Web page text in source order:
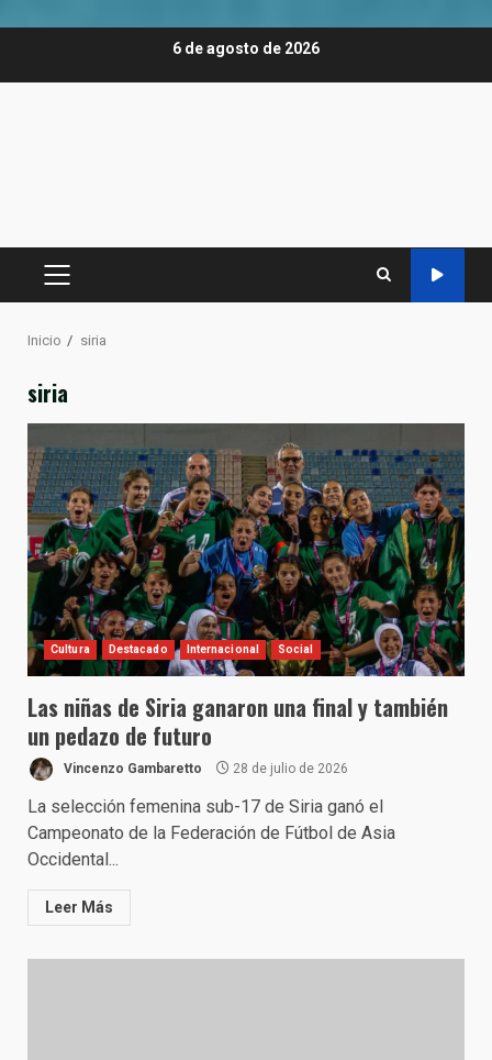
6 de agosto de 2026
MENÚ
Inicio siria
siria
Cultura Destacado Internacional Social
Las niñas de Siria ganaron una final y también
un pedazo de futuro
Vincenzo Gambaretto 28 de julio de 2026
La selección femenina sub-17 de Siria ganó el
Campeonato de la Federación de Fútbol de Asia
Occidental...
Leer Más